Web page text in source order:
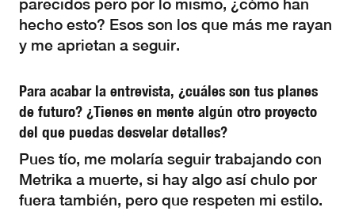
parecidos pero por lo mismo, ¿cómo han
hecho esto? Esos son los que más me rayan
y me aprietan a seguir.
Para acabar la entrevista, ¿cuáles son tus planes
de futuro? ¿Tienes en mente algún otro proyecto
del que puedas desvelar detalles?
Pues tío, me molaría seguir trabajando con
Metrika a muerte, si hay algo así chulo por
fuera también, pero que respeten mi estilo.